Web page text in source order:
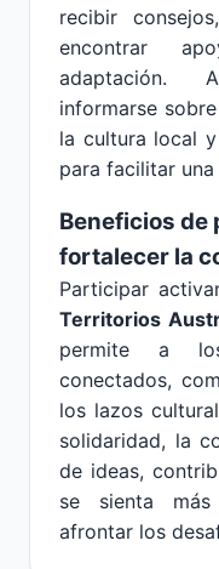
recibir
encontrar
adaptación.
informarse
la cultura local
para facilitar
Beneficios de
fortalecer la
Participar
Territorios
permite a los
conectados,
los lazos
solidaridad, la
de ideas,
se sienta
afrontar los